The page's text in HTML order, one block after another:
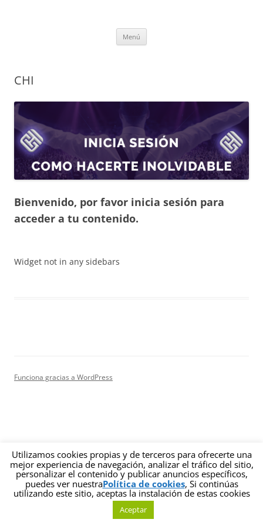
Menú
CHI
Bienvenido, por favor inicia sesión para
acceder a tu contenido.
Widget not in any sidebars
Funciona gracias a WordPress
Utilizamos cookies propias y de terceros para ofrecerte una
mejor experiencia de navegación, analizar el tráfico del sitio,
personalizar el contenido y publicar anuncios específicos,
puedes ver nuestraPolítica de cookies, Si continúas
utilizando este sitio, aceptas la instalación de estas cookies
Aceptar